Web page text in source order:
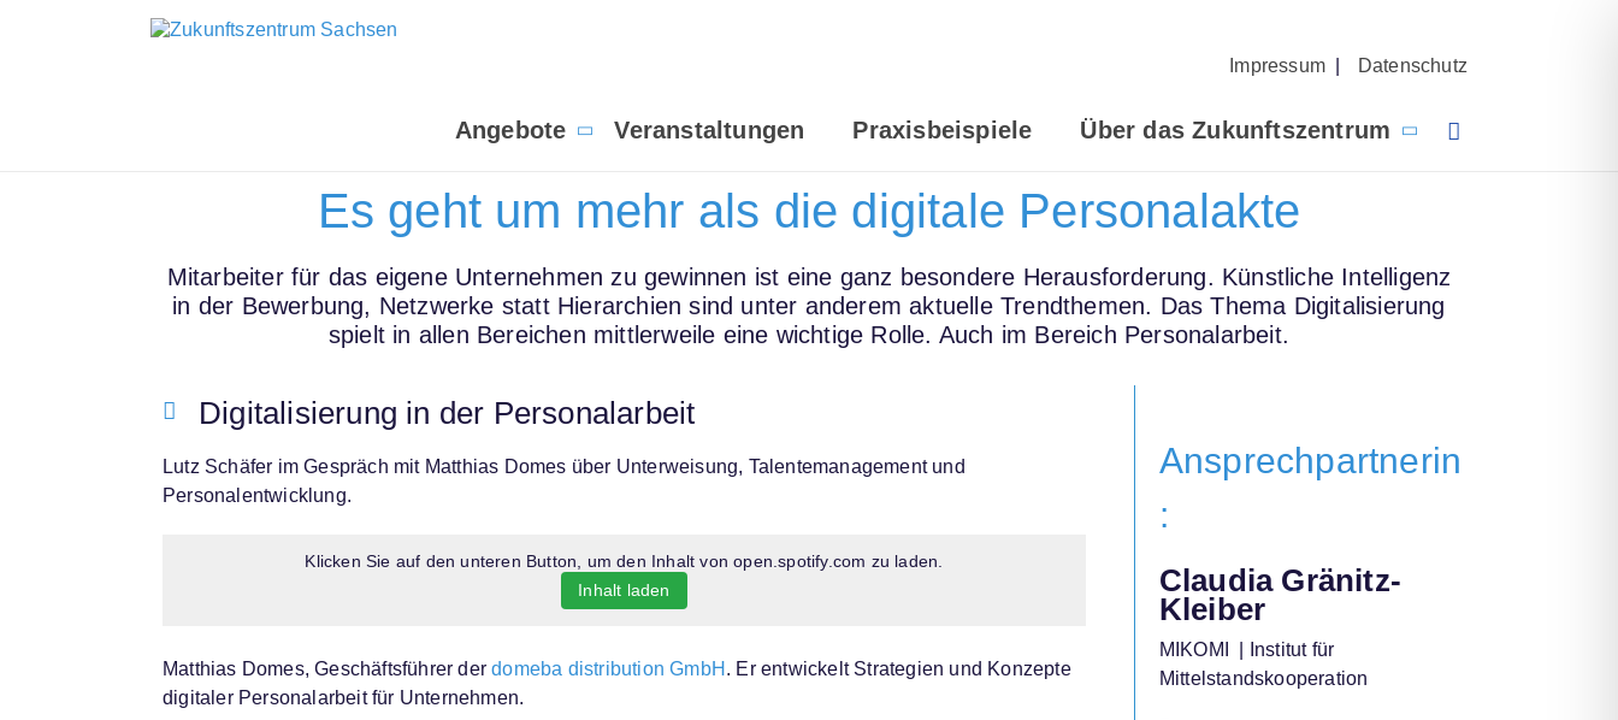
Impressum| Datenschutz
Angebote Veranstaltungen Praxisbeispiele Über das Zukunftszentrum
Es geht um mehr als die digitale Personalakte
Mitarbeiter für das eigene Unternehmen zu gewinnen ist eine ganz besondere Herausforderung. Künstliche Intelligenz
in der Bewerbung, Netzwerke statt Hierarchien sind unter anderem aktuelle Trendthemen. Das Thema Digitalisierung
spielt in allen Bereichen mittlerweile eine wichtige Rolle. Auch im Bereich Personalarbeit.
Digitalisierung in der Personalarbeit
Lutz Schäfer im Gespräch mit Matthias Domes über Unterweisung, Talentemanagement und
Personalentwicklung.
Klicken Sie auf den unteren Button, um den Inhalt von open.spotify.com zu laden.
Inhalt laden
Matthias Domes, Geschäftsführer derdomeba distribution GmbH . Er entwickelt Strategien und Konzepte
digitaler Personalarbeit für Unternehmen.
Ansprechpartnerin
:
Claudia Gränitz-
Kleiber
MIKOMI | Institut für
Mittelstandskooperation